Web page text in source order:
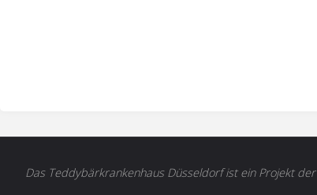
Das Teddybärkrankenhaus Düsseldorf ist ein Projekt der